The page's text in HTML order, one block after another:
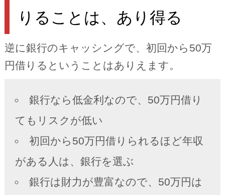
りることは、あり得る
逆に銀行のキャッシングで、初回から50万
円借りるということはありえます。
銀行なら低金利なので、50万円借り
てもリスクが低い
初回から50万円借りられるほど年収
がある人は、銀行を選ぶ
銀行は財力が豊富なので、50万円は